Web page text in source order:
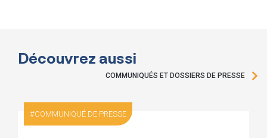
Découvrez aussi
COMMUNIQUÉS ET DOSSIERS DE PRESSE
COMMUNIQUÉ DE PRESSE